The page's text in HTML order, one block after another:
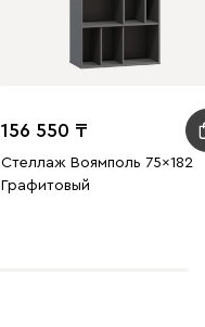
156 550
Стеллаж Воямполь 75x182
Графитовый